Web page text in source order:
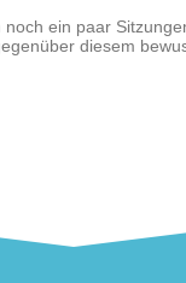
noch ein paar
diesem